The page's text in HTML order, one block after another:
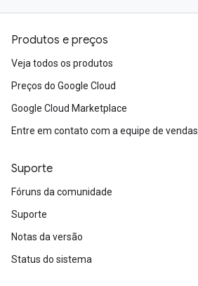
Produtos e preços
Veja todos os produtos
Preços do Google Cloud
Google Cloud Marketplace
Entre em contato com a equipe de vendas.
Suporte
Fóruns da comunidade
Suporte
Notas da versão
Status do sistema